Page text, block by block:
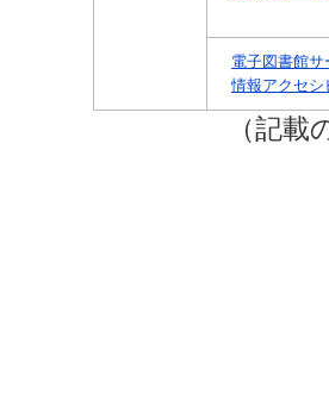
電子図書館
情報アクセシ
（記